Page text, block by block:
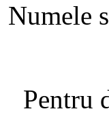
Numele
Pentru